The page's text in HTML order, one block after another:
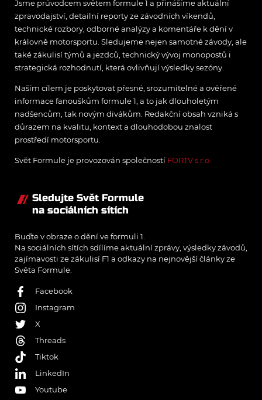
Jsme průvodcem světem formule 1 a přinášíme aktuální
zpravodajství, detailní reporty ze závodních víkendů,
technické rozbory, odborné analýzy a komentáře k dění v
královně motorsportu. Sledujeme nejen samotné závody, ale
také zákulisí týmů a jezdců, technický vývoj monopostů i
strategická rozhodnutí, která ovlivňují výsledky sezóny.
Naším cílem je poskytovat přesné, srozumitelné a ověřené
informace fanouškům formule 1, a to jak dlouholetým
nadšencům, tak novým divákům. Redakční obsah vzniká s
důrazem na kvalitu, kontext a dlouhodobou znalost
prostředí motorsportu.
Svět Formule je provozován společností FORTV s.r.o.
Sledujte Svět Formule
na sociálních sítích
Buďte v obraze o dění ve formuli 1.
Na sociálních sítích sdílíme aktuální zprávy, výsledky závodů,
zajímavosti ze zákulisí F1 a odkazy na nejnovější články ze
Světa Formule.
Facebook
Instagram
X
Threads
Tiktok
LinkedIn
Youtube